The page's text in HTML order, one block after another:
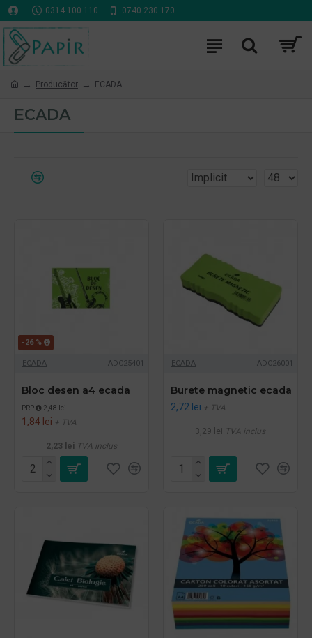
0314 100 110 0740 230 170
Producător ECADA
ECADA
-26 %
ECADA ADC25401
Bloc desen a4 ecada
PRP 2,48 lei
1,84 lei + TVA
2,23 lei TVA inclus
ECADA ADC26001
Burete magnetic ecada
2,72 lei + TVA
3,29 lei TVA inclus